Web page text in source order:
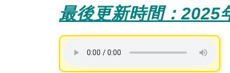
最後更新時間：2025